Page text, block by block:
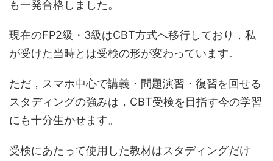
も一発合格しました。
現在のFP2級・3級はCBT方式へ移行しており，私
が受けた当時とは受検の形が変わっています。
ただ，スマホ中心で講義・問題演習・復習を回せる
スタディングの強みは，CBT受検を目指す今の学習
にも十分生かせます。
受検にあたって使用した教材はスタディングだけ